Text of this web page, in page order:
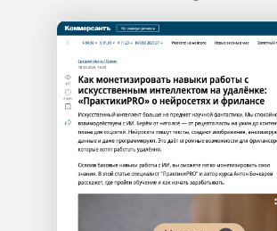
День 2